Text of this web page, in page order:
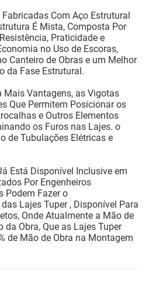
Com Aço Estrutural
É Mista, Composta Por
Praticidade e
no Uso de Escoras,
Canteiro de Obras e um Melhor
da Fase Estrutural.
Mais Vantagens, as Vigotas
Que Permitem Posicionar os
e Outros Elementos
os Furos nas Lajes. o
de Tubulações Elétricas e
Está Disponível Inclusive em
Por Engenheiros
Podem Fazer o
Lajes Tuper , Disponível Para
Onde Atualmente a Mão de
da Obra, Que as Lajes Tuper
de Mão de Obra na Montagem